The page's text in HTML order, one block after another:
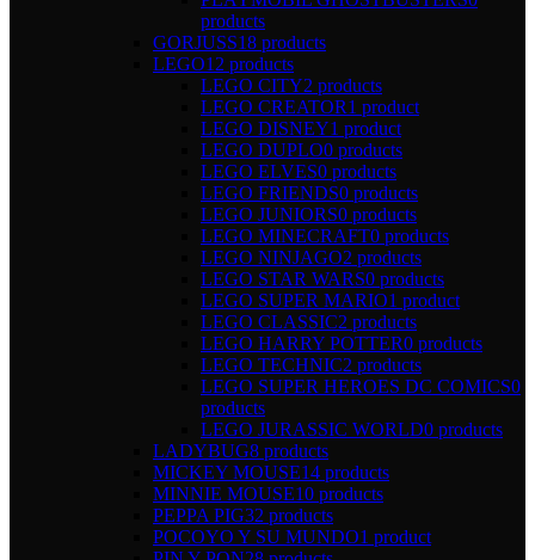
products
GORJUSS18 products
LEGO12 products
LEGO CITY2 products
LEGO CREATOR1 product
LEGO DISNEY1 product
LEGO DUPLO0 products
LEGO ELVES0 products
LEGO FRIENDS0 products
LEGO JUNIORS0 products
LEGO MINECRAFT0 products
LEGO NINJAGO2 products
LEGO STAR WARS0 products
LEGO SUPER MARIO1 product
LEGO CLASSIC2 products
LEGO HARRY POTTER0 products
LEGO TECHNIC2 products
LEGO SUPER HEROES DC COMICS0
products
LEGO JURASSIC WORLD0 products
LADYBUG8 products
MICKEY MOUSE14 products
MINNIE MOUSE10 products
PEPPA PIG32 products
POCOYO Y SU MUNDO1 product